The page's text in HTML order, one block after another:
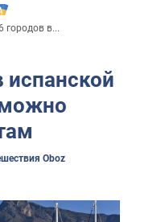
городов в...
Oboz